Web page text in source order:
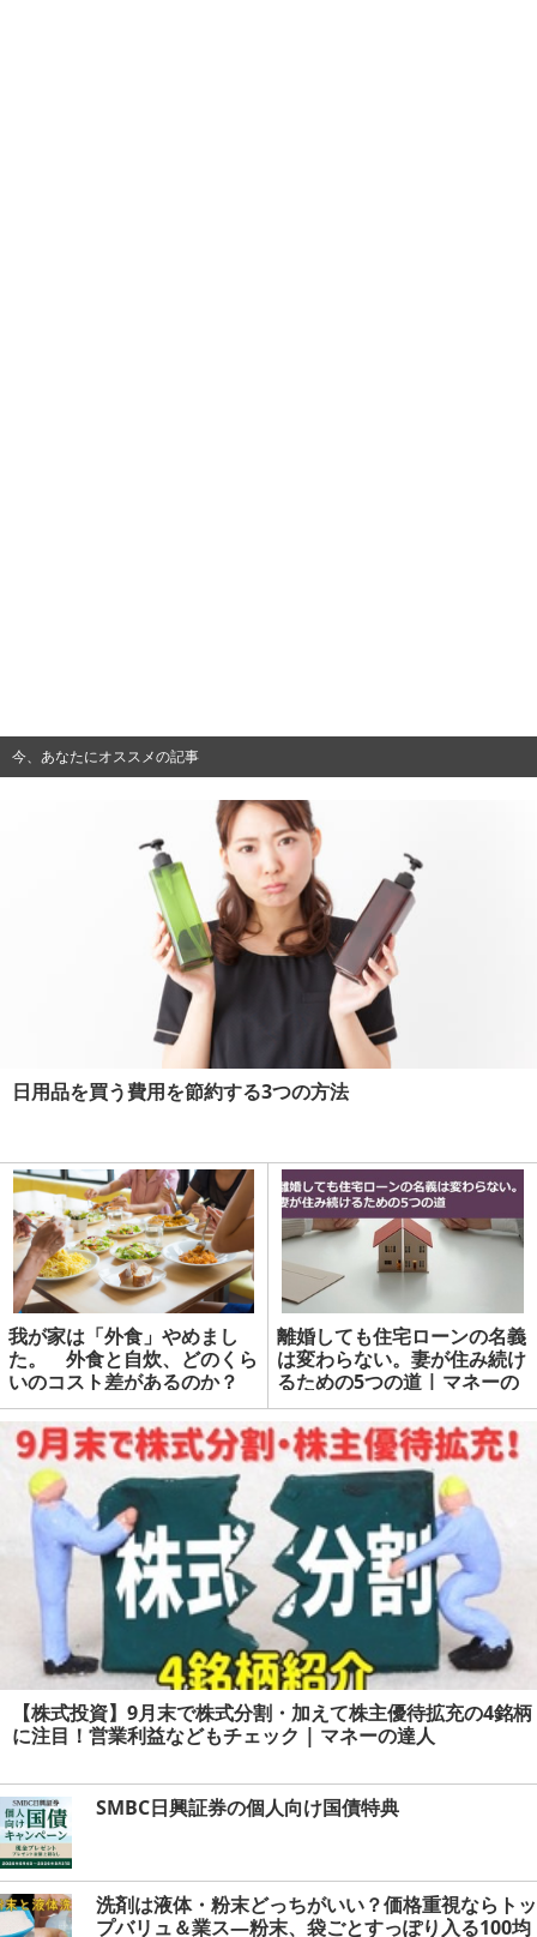
今、あなたにオススメの記事
日用品を買う費用を節約する3つの方法
我が家は「外食」やめまし
た。 外食と自炊、どのくら
いのコスト差があるのか？
離婚しても住宅ローンの名義
は変わらない。妻が住み続け
るための5つの道 | マネーの
達人
【株式投資】9月末で株式分割・加えて株主優待拡充の4銘柄
に注目！営業利益などもチェック | マネーの達人
SMBC日興証券の個人向け国債特典
洗剤は液体・粉末どっちがいい？価格重視ならトッ
プバリュ＆業ス―粉末、袋ごとすっぽり入る100均